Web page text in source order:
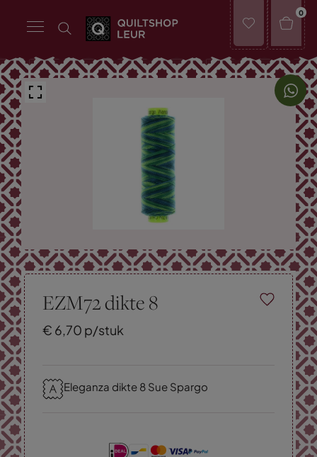
0
EZM72 dikte 8
€ 6,70 p/stuk
Eleganza dikte 8 Sue Spargo